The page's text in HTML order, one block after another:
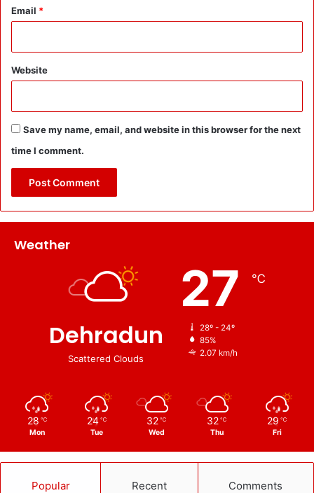
Email *
Website
Save my name, email, and website in this browser for the next
time I comment.
Weather
Dehradun
Scattered Clouds
27 ℃
28º - 24º
85%
2.07 km/h
28 ℃
Mon
24 ℃
Tue
32 ℃
Wed
32 ℃
Thu
29 ℃
Fri
Popular Recent Comments